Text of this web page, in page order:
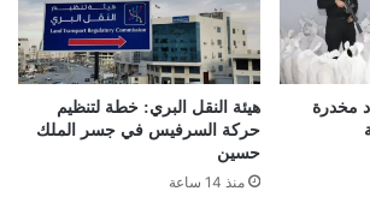
مخدرة
هيئة النقل البري: خطة لتنظيم
حركة السرفيس في جسر الملك
حسين
منذ 14 ساعة